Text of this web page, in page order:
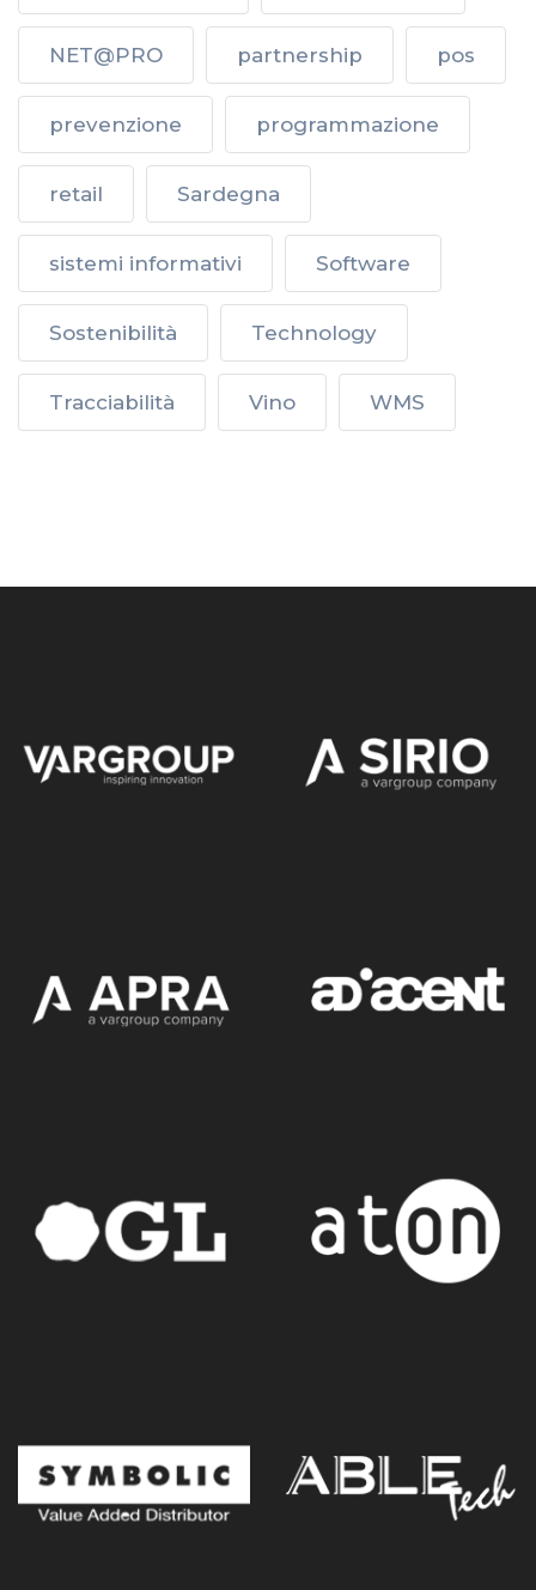
NET@PRO partnership pos
prevenzione programmazione
retail Sardegna
sistemi informativi Software
Sostenibilità Technology
Tracciabilità Vino WMS